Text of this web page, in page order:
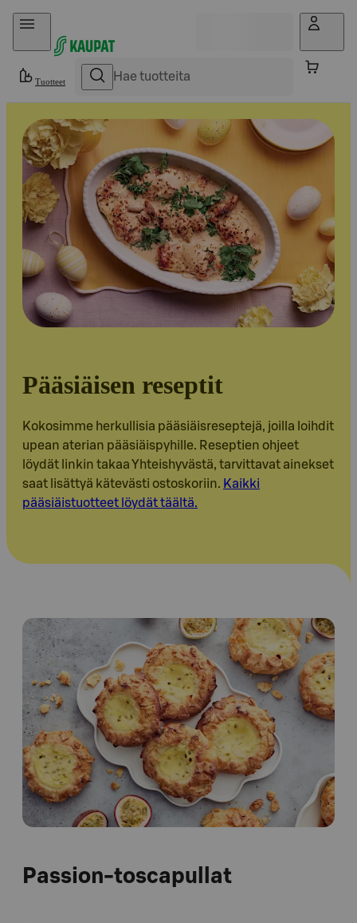
Hyppää sisältöön
Tuotteet
Pääsiäisen reseptit
Kokosimme herkullisia pääsiäisreseptejä, joilla loihdit
upean aterian pääsiäispyhille. Reseptien ohjeet
löydät linkin takaa Yhteishyvästä, tarvittavat ainekset
saat lisättyä kätevästi ostoskoriin. Kaikki
pääsiäistuotteet löydät täältä.
Passion-toscapullat